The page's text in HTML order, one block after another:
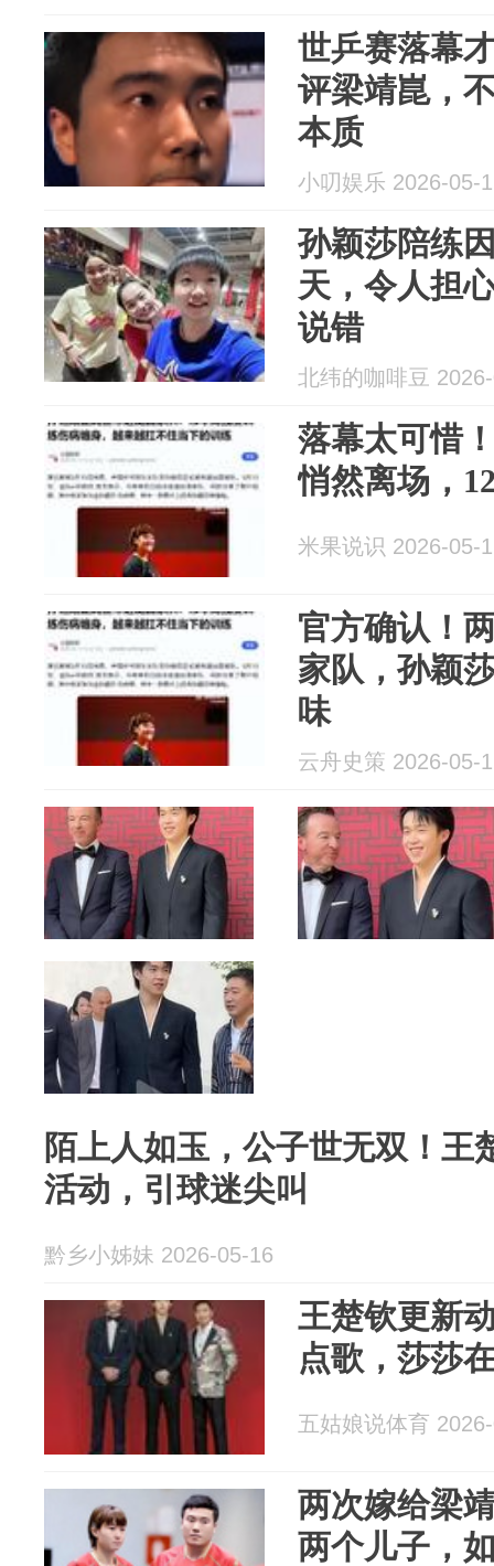
世乒赛落幕
评梁靖崑，
本质
小叨娱乐 2026-05-
孙颖莎陪练
天，令人担
说错
北纬的咖啡豆
落幕太可惜
悄然离场，
米果说识 2026-05-
官方确认！
家队，孙颖
味
云舟史策 2026-05-
陌上人如玉，公子世无双！王
活动，引球迷尖叫
黔乡小姊妹 2026-05-16
王楚钦更新
点歌，莎莎
五姑娘说体育
两次嫁给梁
两个儿子，